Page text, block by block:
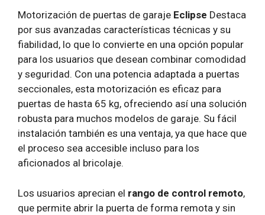
Motorización de puertas de garaje Eclipse Destaca
por sus avanzadas características técnicas y su
fiabilidad, lo que lo convierte en una opción popular
para los usuarios que desean combinar comodidad
y seguridad. Con una potencia adaptada a puertas
seccionales, esta motorización es eficaz para
puertas de hasta 65 kg, ofreciendo así una solución
robusta para muchos modelos de garaje. Su fácil
instalación también es una ventaja, ya que hace que
el proceso sea accesible incluso para los
aficionados al bricolaje.
Los usuarios aprecian el rango de control remoto,
que permite abrir la puerta de forma remota y sin